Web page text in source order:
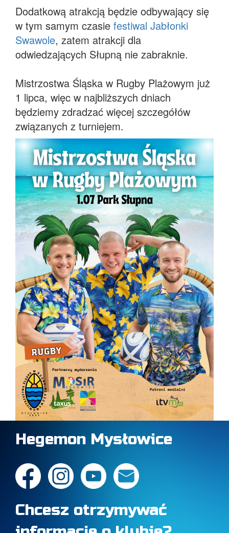
Dodatkową atrakcją będzie odbywający się
w tym samym czasie festiwal Jabłonki
Swawole, zatem atrakcji dla
odwiedzających Słupną nie zabraknie.
Mistrzostwa Śląska w Rugby Plażowym już
1 lipca, więc w najbliższych dniach
będziemy zdradzać więcej szczegółów
związanych z turniejem.
Hegemon Mysłowice
Chcesz otrzymywać